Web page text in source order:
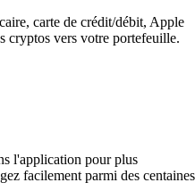
carte de crédit/débit, Apple
cryptos vers votre portefeuille.
l'application pour plus
facilement parmi des centaines